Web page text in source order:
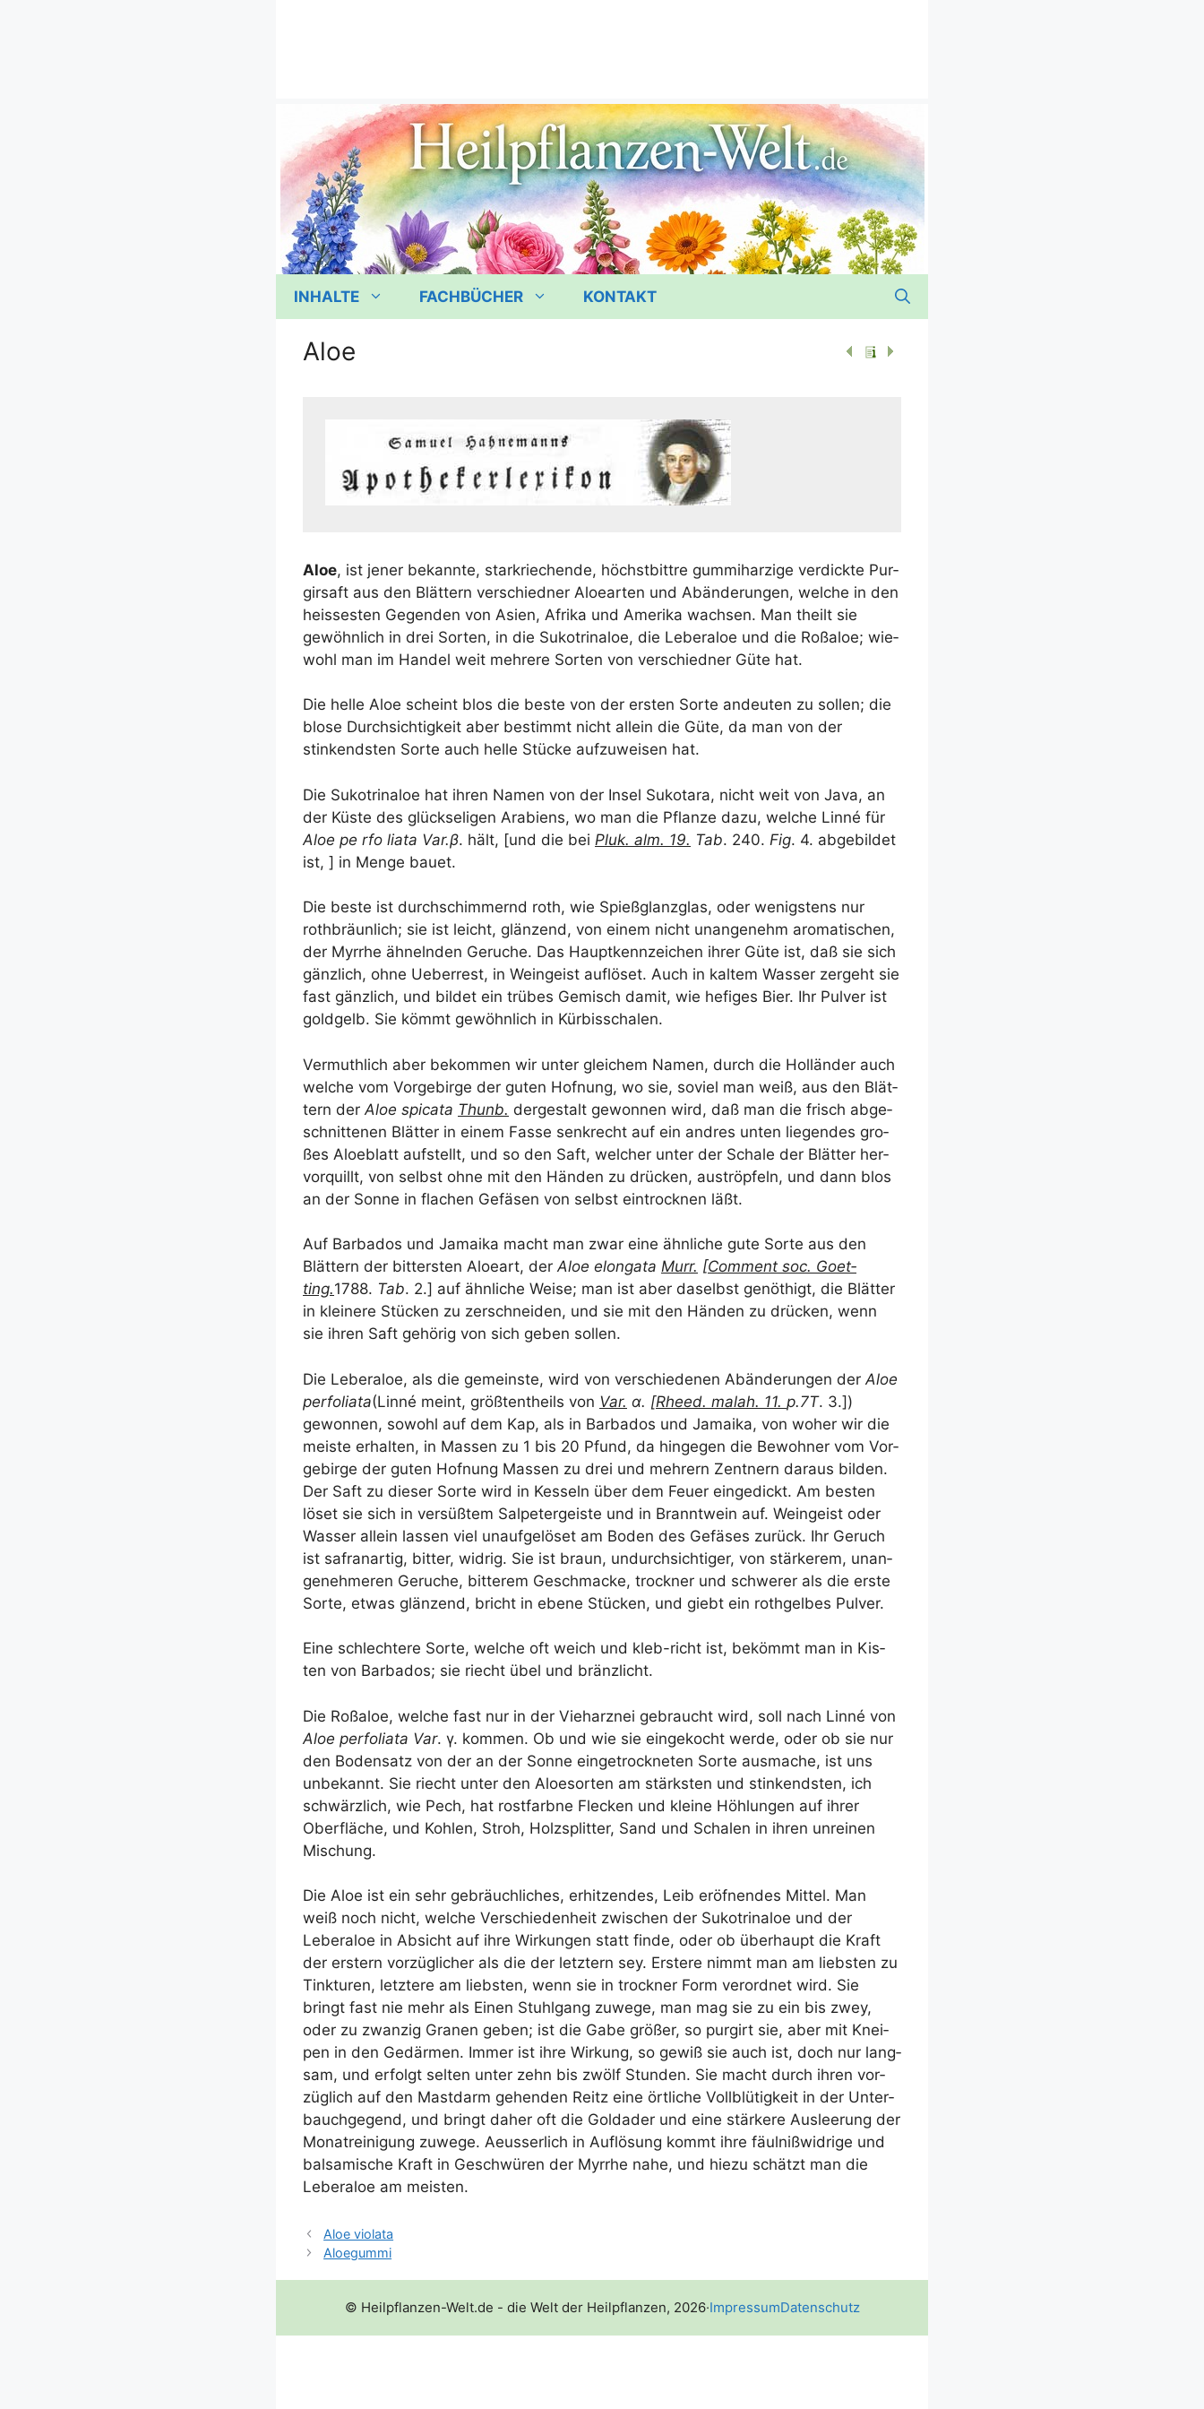
INHALTE FACHBÜCHER KONTAKT
Aloe
Aloe, ist jener bekann­te, star­krie­chen­de, höchst­bitt­re gum­mi­har­zi­ge ver­dick­te Pur­
gir­saft aus den Blät­tern ver­schied­ner Aloe­ar­ten und Abän­de­run­gen, wel­che in den
heis­ses­ten Gegen­den von Asi­en, Afri­ka und Ame­ri­ka wach­sen. Man theilt sie
gewöhn­lich in drei Sor­ten, in die Suko­t­ri­naloe, die Leberaloe und die Roß­aloe; wie­
wohl man im Han­del weit meh­re­re Sor­ten von ver­schied­ner Güte hat.
Die hel­le Aloe scheint blos die bes­te von der ers­ten Sor­te andeu­ten zu sol­len; die
blo­se Durch­sich­tig­keit aber bestimmt nicht allein die Güte, da man von der
stinkends­ten Sor­te auch hel­le Stü­cke auf­zu­wei­sen hat.
Die Suko­t­ri­naloe hat ihren Namen von der Insel Suko­ta­ra, nicht weit von Java, an
der Küs­te des glück­se­li­gen Ara­bi­ens, wo man die Pflan­ze dazu, wel­che Lin­né für
Aloe pe rfo lia­ta Var.β. hält, [und die bei Pluk. alm. 19. Tab. 240. Fig. 4. abge­bil­det
ist, ] in Men­ge bauet.
Die bes­te ist durch­schim­mernd roth, wie Spieß­glanz­glas, oder wenigs­tens nur
roth­bräun­lich; sie ist leicht, glän­zend, von einem nicht unan­ge­nehm aro­ma­ti­schen,
der Myr­rhe ähneln­den Geru­che. Das Haupt­kenn­zei­chen ihrer Güte ist, daß sie sich
gänz­lich, ohne Ueber­rest, in Wein­geist auf­lö­set. Auch in kal­tem Was­ser zer­geht sie
fast gänz­lich, und bil­det ein trü­bes Gemisch damit, wie hefi­ges Bier. Ihr Pul­ver ist
gold­gelb. Sie kömmt gewöhn­lich in Kürbisschalen.
Ver­muth­lich aber bekom­men wir unter glei­chem Namen, durch die Hol­län­der auch
wel­che vom Vor­ge­bir­ge der guten Hof­nung, wo sie, soviel man weiß, aus den Blät­
tern der Aloe spi­ca­ta Thunb. der­ge­stalt gewon­nen wird, daß man die frisch abge­
schnit­te­nen Blät­ter in einem Fas­se senk­recht auf ein and­res unten lie­gen­des gro­
ßes Aloe­blatt auf­stellt, und so den Saft, wel­cher unter der Scha­le der Blät­ter her­
vor­quillt, von selbst ohne mit den Hän­den zu drü­cken, aus­tröp­feln, und dann blos
an der Son­ne in fla­chen Gefä­sen von selbst ein­trock­nen läßt.
Auf Bar­ba­dos und Jamai­ka macht man zwar eine ähn­li­che gute Sor­te aus den
Blät­tern der bit­ters­ten Aloe­art, derAloe elon­ga­ta Murr. [Com­ment soc. Goet­
ting.1788. Tab. 2.] auf ähn­li­che Wei­se; man ist aber daselbst genö­thigt, die Blät­ter
in klei­ne­re Stü­cken zu zer­schnei­den, und sie mit den Hän­den zu drü­cken, wenn
sie ihren Saft gehö­rig von sich geben sollen.
Die Leberaloe, als die gemeins­te, wird von ver­schie­de­nen Abän­de­run­gen der Aloe
per­fo­li­a­ta(Lin­né meint, größ­tent­heils von Var. α. [Rheed. malah. 11. p.7T. 3.])
gewon­nen, sowohl auf dem Kap, als in Bar­ba­dos und Jamai­ka, von woher wir die
meis­te erhal­ten, in Mas­sen zu 1 bis 20 Pfund, da hin­ge­gen die Bewoh­ner vom Vor­
ge­bir­ge der guten Hof­nung Mas­sen zu drei und meh­rern Zent­nern dar­aus bil­den.
Der Saft zu die­ser Sor­te wird in Kes­seln über dem Feu­er ein­ge­dickt. Am bes­ten
löset sie sich in ver­süß­tem Sal­pe­ter­geis­te und in Brannt­wein auf. Wein­geist oder
Was­ser allein las­sen viel unauf­ge­lö­set am Boden des Gefä­ses zurück. Ihr Geruch
ist safran­ar­tig, bit­ter, wid­rig. Sie ist braun, undurch­sich­ti­ger, von stär­ke­rem, unan­
ge­neh­me­ren Geru­che, bit­te­rem Geschma­cke, trock­ner und schwe­rer als die ers­te
Sor­te, etwas glän­zend, bricht in ebe­ne Stü­cken, und gie­bt ein roth­gel­bes Pulver.
Eine schlech­te­re Sor­te, wel­che oft weich und kleb-richt ist, bekömmt man in Kis­
ten von Bar­ba­dos; sie riecht übel und bränzlicht.
Die Roß­aloe, wel­che fast nur in der Vieh­arz­nei gebraucht wird, soll nach Lin­né von
Aloe per­fo­li­a­ta Var. γ. kom­men. Ob und wie sie ein­ge­kocht wer­de, oder ob sie nur
den Boden­satz von der an der Son­ne ein­ge­trock­ne­ten Sor­te aus­ma­che, ist uns
unbe­kannt. Sie riecht unter den Aloe­sor­ten am stärks­ten und stinkends­ten, ich
schwärz­lich, wie Pech, hat rost­farb­ne Fle­cken und klei­ne Höh­lun­gen auf ihrer
Ober­flä­che, und Koh­len, Stroh, Holz­split­ter, Sand und Scha­len in ihren unrei­nen
Mischung.
Die Aloe ist ein sehr gebräuch­li­ches, erhit­zen­des, Leib eröf­nen­des Mit­tel. Man
weiß noch nicht, wel­che Ver­schie­den­heit zwi­schen der Suko­t­ri­naloe und der
Leberaloe in Absicht auf ihre Wir­kun­gen statt fin­de, oder ob über­haupt die Kraft
der erstern vor­züg­li­cher als die der letz­tern sey. Ers­te­re nimmt man am liebs­ten zu
Tink­tu­ren, letz­te­re am liebs­ten, wenn sie in trock­ner Form ver­ord­net wird. Sie
bringt fast nie mehr als Einen Stuhl­gang zuwe­ge, man mag sie zu ein bis zwey,
oder zu zwan­zig Gra­nen geben; ist die Gabe grö­ßer, so pur­girt sie, aber mit Knei­
pen in den Gedär­men. Immer ist ihre Wir­kung, so gewiß sie auch ist, doch nur lang­
sam, und erfolgt sel­ten unter zehn bis zwölf Stun­den. Sie macht durch ihren vor­
züg­lich auf den Mast­darm gehen­den Reitz eine ört­li­che Voll­blü­tig­keit in der Unter­
bauch­ge­gend, und bringt daher oft die Gold­ader und eine stär­ke­re Aus­lee­rung der
Monat­rei­ni­gung zuwe­ge. Aeus­ser­lich in Auf­lö­sung kommt ihre fäul­niß­wid­ri­ge und
bal­sa­mi­sche Kraft in Geschwü­ren der Myr­rhe nahe, und hie­zu schätzt man die
Leberaloe am meisten.
Aloe violata
Aloegummi
© Heilpflanzen-Welt.de - die Welt der Heilpflanzen, 2026·ImpressumDatenschutz